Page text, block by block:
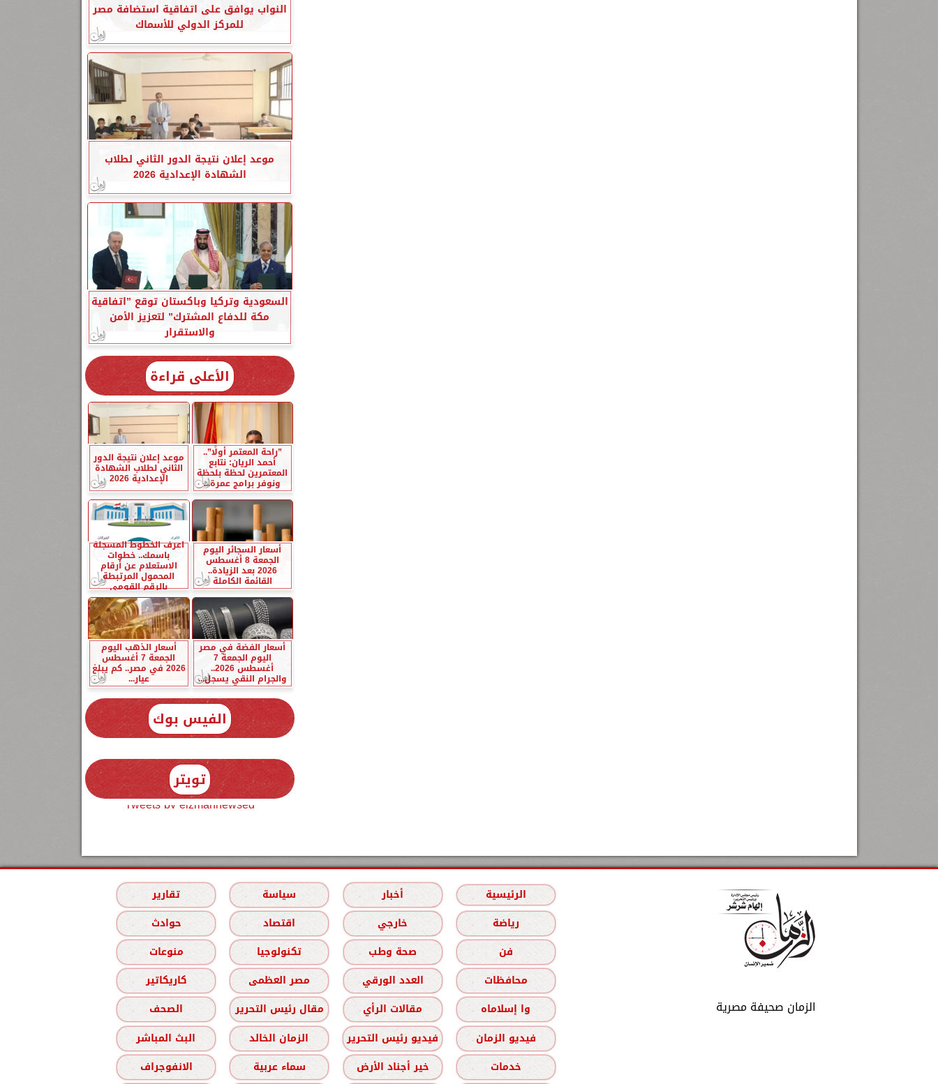
النواب يوافق على اتفاقية استضافة مصر
للمركز الدولي للأسماك
موعد إعلان نتيجة الدور الثاني لطلاب
الشهادة الإعدادية 2026
السعودية وتركيا وباكستان توقع ”اتفاقية
مكة للدفاع المشترك” لتعزيز الأمن
والاستقرار
الأعلى قراءة
”راحة المعتمر أولًا”..
أحمد الريان: نتابع
المعتمرين لحظة بلحظة
ونوفر برامج عمرة...
موعد إعلان نتيجة الدور
الثاني لطلاب الشهادة
الإعدادية 2026
أسعار السجائر اليوم
الجمعة 8 أغسطس
2026 بعد الزيادة..
القائمة الكاملة
اعرف الخطوط المسجلة
باسمك.. خطوات
الاستعلام عن أرقام
المحمول المرتبطة
بالرقم القومي
أسعار الفضة في مصر
اليوم الجمعة 7
أغسطس 2026..
والجرام النقي يسجل...
أسعار الذهب اليوم
الجمعة 7 أغسطس
2026 في مصر.. كم يبلغ
عيار...
الفيس بوك
تويتر
Tweets by elzmannewseg
الزمان صحيفة مصرية
الرئيسية أخبار سياسة
تقارير
رياضة
خارجي اقتصاد
حوادث
فن
صحة وطب تكنولوجيا
منوعات
محافظات
العدد الورقي مصر العظمى
كاريكاتير
وا إسلاماه
مقالات الرأي مقال رئيس التحرير
الصحف
فيديو الزمان
فيديو رئيس التحرير الزمان الخالد
البث المباشر
خدمات
خير أجناد الأرض سماء عربية الانفوجراف